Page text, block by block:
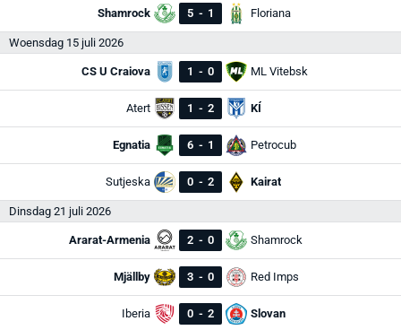
Shamrock 5 - 1 Floriana
Woensdag 15 juli 2026
CS U Craiova 1 - 0 ML Vitebsk
Atert 1 - 2 KÍ
Egnatia 6 - 1 Petrocub
Sutjeska 0 - 2 Kairat
Dinsdag 21 juli 2026
Ararat-Armenia 2 - 0 Shamrock
Mjällby 3 - 0 Red Imps
Iberia 0 - 2 Slovan